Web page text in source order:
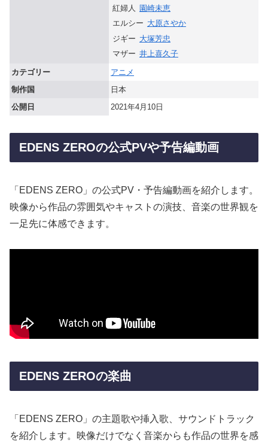
紅婦人 園崎未恵
エルシー 大原さやか
ジギー 大塚芳忠
マザー 井上喜久子
カテゴリー
アニメ
制作国
日本
公開日
2021年4月10日
EDENS ZEROの公式PVや予告編動画
「EDENS ZERO」の公式PV・予告編動画を紹介します。
映像から作品の雰囲気やキャストの演技、音楽の世界観を
一足先に体感できます。
EDENS ZEROの楽曲
「EDENS ZERO」の主題歌や挿入歌、サウンドトラック
を紹介します。映像だけでなく音楽からも作品の世界を感